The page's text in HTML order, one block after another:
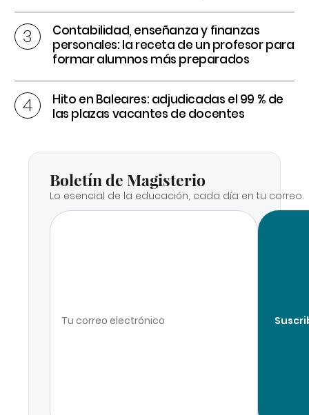
Contabilidad, enseñanza y finanzas
personales: la receta de un profesor para
formar alumnos más preparados
Hito en Baleares: adjudicadas el 99 % de
las plazas vacantes de docentes
Boletín de Magisterio
Lo esencial de la educación, cada día en tu correo.